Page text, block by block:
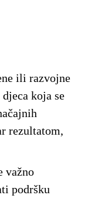
ili razvojne
djeca koja se
rezultatom,
važno
podršku